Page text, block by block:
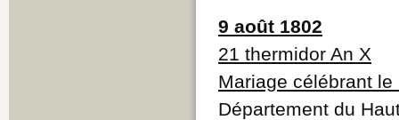
9 août 1802
21 thermidor An X
Mariage célébrant
Département du